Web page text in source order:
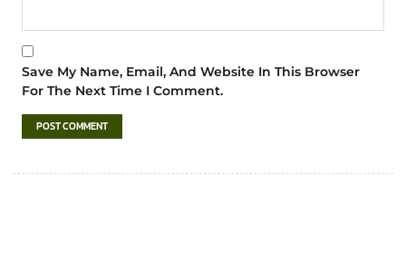
Save My Name, Email, And Website In This Browser
For The Next Time I Comment.